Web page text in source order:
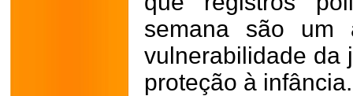
semana são um
vulnerabilidade da
proteção à infância.